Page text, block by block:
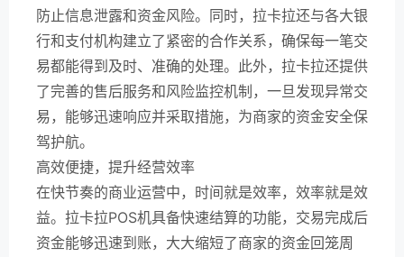
防止信息泄露和资金风险。同时，拉卡拉还与各大银
行和支付机构建立了紧密的合作关系，确保每一笔交
易都能得到及时、准确的处理。此外，拉卡拉还提供
了完善的售后服务和风险监控机制，一旦发现异常交
易，能够迅速响应并采取措施，为商家的资金安全保
驾护航。
高效便捷，提升经营效率
在快节奏的商业运营中，时间就是效率，效率就是效
益。拉卡拉POS机具备快速结算的功能，交易完成后
资金能够迅速到账，大大缩短了商家的资金回笼周